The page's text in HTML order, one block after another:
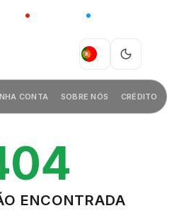
CHINA
PT
CONTA SOBRE NÓS CRÉDITO
ENCONTRADA